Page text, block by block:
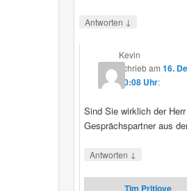
Antworten ↓
Kevin
schriebam16.
20:08 Uhr:
Sind Sie wirklich der
Gesprächspartner aus
Antworten ↓
Tim Pritlove